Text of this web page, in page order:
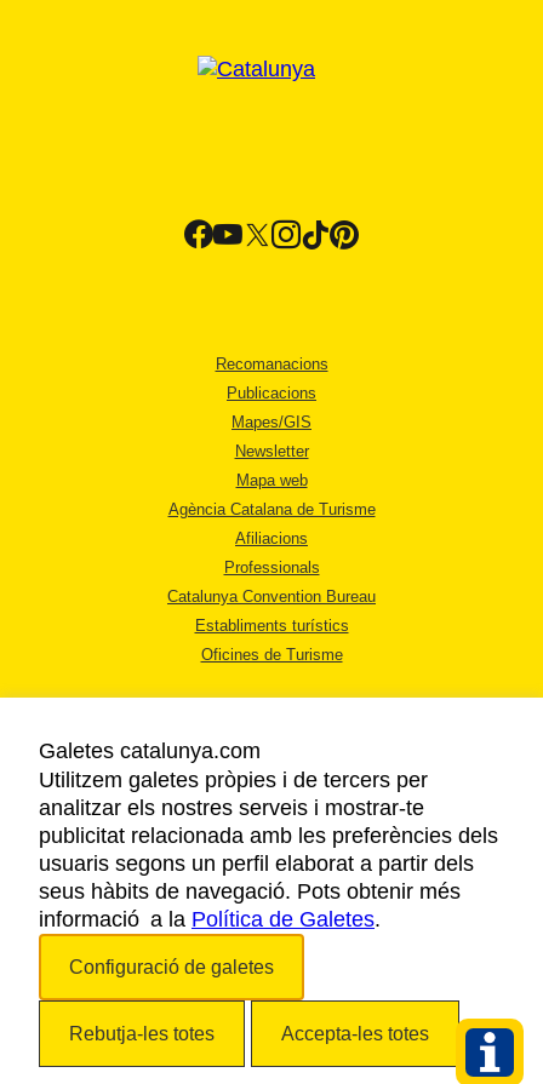
Recomanacions
Publicacions
Mapes/GIS
Newsletter
Mapa web
Agència Catalana de Turisme
Afiliacions
Professionals
Catalunya Convention Bureau
Establiments turístics
Oficines de Turisme
AVÍS LEGAL
POLÍTICA DE PRIVACITAT
COOKIES
ACCESSIBILITAT
Galetes catalunya.com
Utilitzem galetes pròpies i de tercers per
analitzar els nostres serveis i mostrar-te
publicitat relacionada amb les preferències dels
usuaris segons un perfil elaborat a partir dels
seus hàbits de navegació. Pots obtenir més
informació a la Política de Galetes.
Configuració de galetes
Rebutja-les totes Accepta-les totes